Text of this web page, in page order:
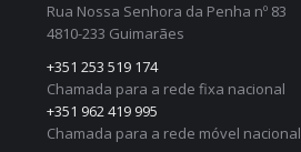
Rua Nossa Senhora da Penha nº 83
4810-233 Guimarães
+351 253 519 174
Chamada para a rede fixa nacional
+351 962 419 995
Chamada para a rede móvel nacional